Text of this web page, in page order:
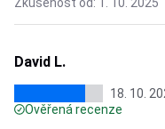
David L.
18. 10.
Ověřená recenze